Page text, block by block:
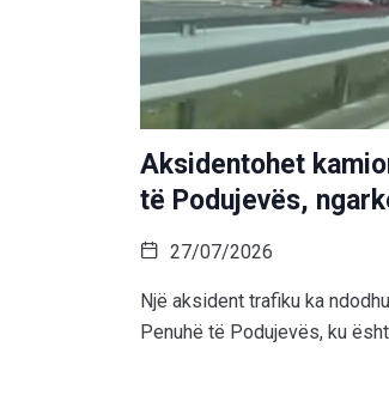
Aksidentohet
të Podujevës,
27/07/2026
Një aksident trafiku ka
Penuhë të Podujevës, ku